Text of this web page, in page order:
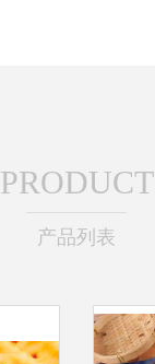
PRODUCT
产品列表